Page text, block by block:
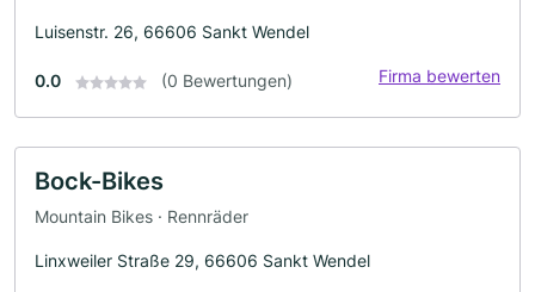
Luisenstr. 26, 66606 Sankt Wendel
0.0 (0 Bewertungen) Firma bewerten
Bock-Bikes
Mountain Bikes · Rennräder
Linxweiler Straße 29, 66606 Sankt Wendel